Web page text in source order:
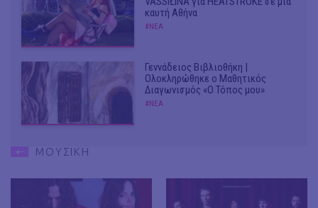
καυτή Αθήνα
#ΝΕΑ
Γεννάδειος Βιβλιοθήκη |
Ολοκληρώθηκε ο Μαθητικός
Διαγωνισμός «Ο Τόπος μου»
#ΝΕΑ
ΜΟΥΣΙΚΗ